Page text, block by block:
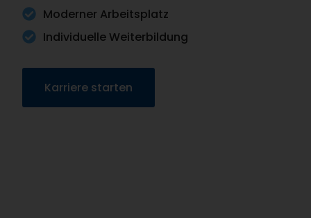
Moderner Arbeitsplatz
Individuelle Weiterbildung
Karriere starten